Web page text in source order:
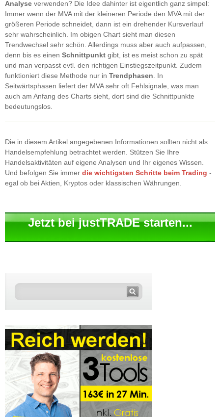
Analyse verwenden? Die Idee dahinter ist eigentlich ganz simpel:
Immer wenn der MVA mit der kleineren Periode den MVA mit der
größeren Periode schneidet, dann ist ein drehender Kursverlauf
sehr wahrscheinlich. Im obigen Chart sieht man diesen
Trendwechsel sehr schön. Allerdings muss aber auch aufpassen,
denn bis es einen Schnittpunkt gibt, ist es meist schon zu spät
und man verpasst evtl. den richtigen Einstiegszeitpunkt. Zudem
funktioniert diese Methode nur in Trendphasen . In
Seitwärtsphasen liefert der MVA sehr oft Fehlsignale, was man
auch am Anfang des Charts sieht, dort sind die Schnittpunkte
bedeutungslos.
Die in diesem Artikel angegebenen Informationen sollten nicht als
Handelsempfehlung betrachtet werden. Stützen Sie Ihre
Handelsaktivitäten auf eigene Analysen und Ihr eigenes Wissen.
Und befolgen Sie immer die wichtigsten Schritte beim Trading -
egal ob bei Aktien, Kryptos oder klassischen Währungen.
Jetzt bei justTRADE starten...